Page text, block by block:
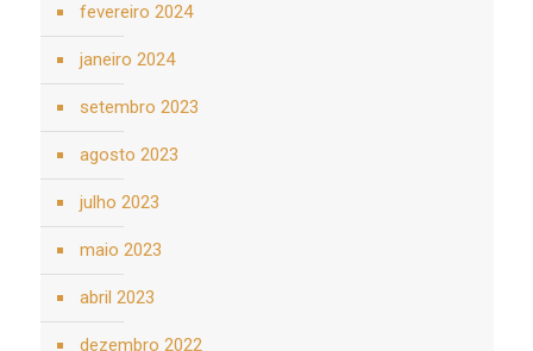
fevereiro 2024
janeiro 2024
setembro 2023
agosto 2023
julho 2023
maio 2023
abril 2023
dezembro 2022